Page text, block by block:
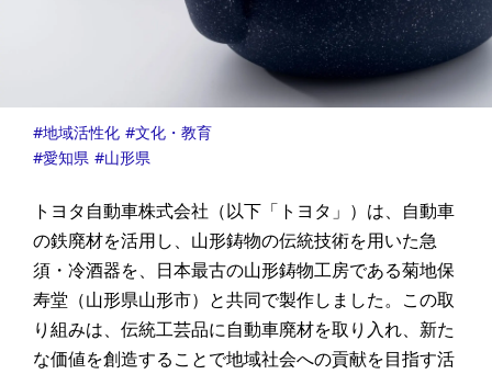
地域活性化
文化・教育
愛知県
山形県
トヨタ自動車株式会社（以下「トヨタ」）は、自動車
の鉄廃材を活用し、山形鋳物の伝統技術を用いた急
須・冷酒器を、日本最古の山形鋳物工房である菊地保
寿堂（山形県山形市）と共同で製作しました。この取
り組みは、伝統工芸品に自動車廃材を取り入れ、新た
な価値を創造することで地域社会への貢献を目指す活